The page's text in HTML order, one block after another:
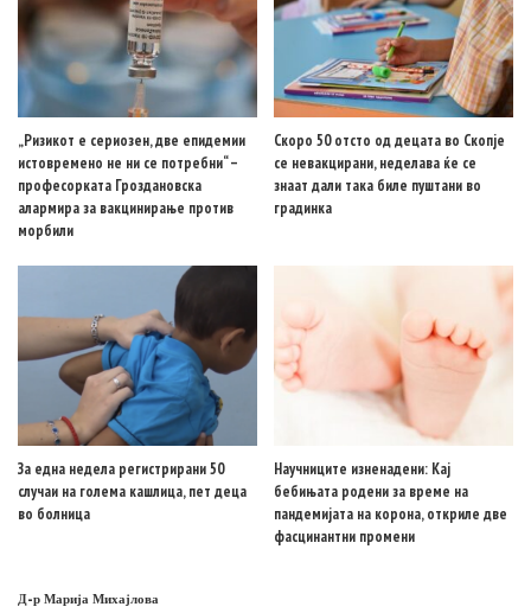
„Ризикот е сериозен, две епидемии
истовремено не ни се потребни“ –
професорката Гроздановска
алармира за вакцинирање против
морбили
Скоро 50 отсто од децата во Скопје
се невакцирани, неделава ќе се
знаат дали така биле пуштани во
градинка
За една недела регистрирани 50
случаи на голема кашлица, пет деца
во болница
Научниците изненадени: Кај
бебињата родени за време на
пандемијата на корона, откриле две
фасцинантни промени
Д-р Марија Михајлова